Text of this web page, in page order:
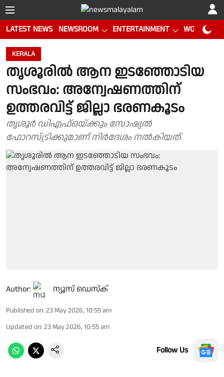
LATEST NEWS NEWSROOM ENTERTAINMENT WORLD CUP
KERALA
തൃശൂരിൽ ആന ഇടഞ്ഞോടിയ
സംഭവം: അന്വേഷണത്തിന്
ഉത്തരവിട്ട് ജില്ലാ ഭരണകൂടം
തൃശൂർ ഡിഎഫ്ഒയ്ക്കും സോഷ്യൽ
ഫോറസ്ട്രിക്കുമാണ് നിർദേശം നൽകിയത്.
Author: ന്യൂസ് ഡെസ്ക്
Published on: 23 May 2026, 10:55 am
Updated on: 23 May 2026, 10:55 am
Follow Us